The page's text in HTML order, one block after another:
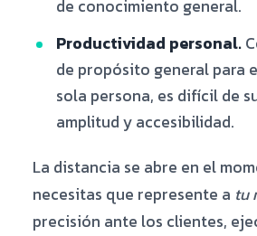
de conocimiento general.
Productividad personal.
de propósito general para
sola persona, es difícil de
amplitud y accesibilidad.
La distancia se abre en el
necesitas que represente a tu
precisión ante los clientes,